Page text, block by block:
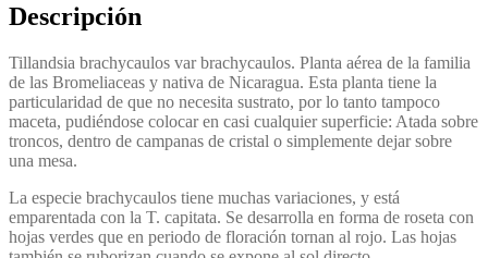
Descripción
Tillandsia brachycaulos var brachycaulos. Planta aérea de la familia
de las Bromeliaceas y nativa de Nicaragua. Esta planta tiene la
particularidad de que no necesita sustrato, por lo tanto tampoco
maceta, pudiéndose colocar en casi cualquier superficie: Atada sobre
troncos, dentro de campanas de cristal o simplemente dejar sobre
una mesa.
La especie brachycaulos tiene muchas variaciones, y está
emparentada con la T. capitata. Se desarrolla en forma de roseta con
hojas verdes que en periodo de floración tornan al rojo. Las hojas